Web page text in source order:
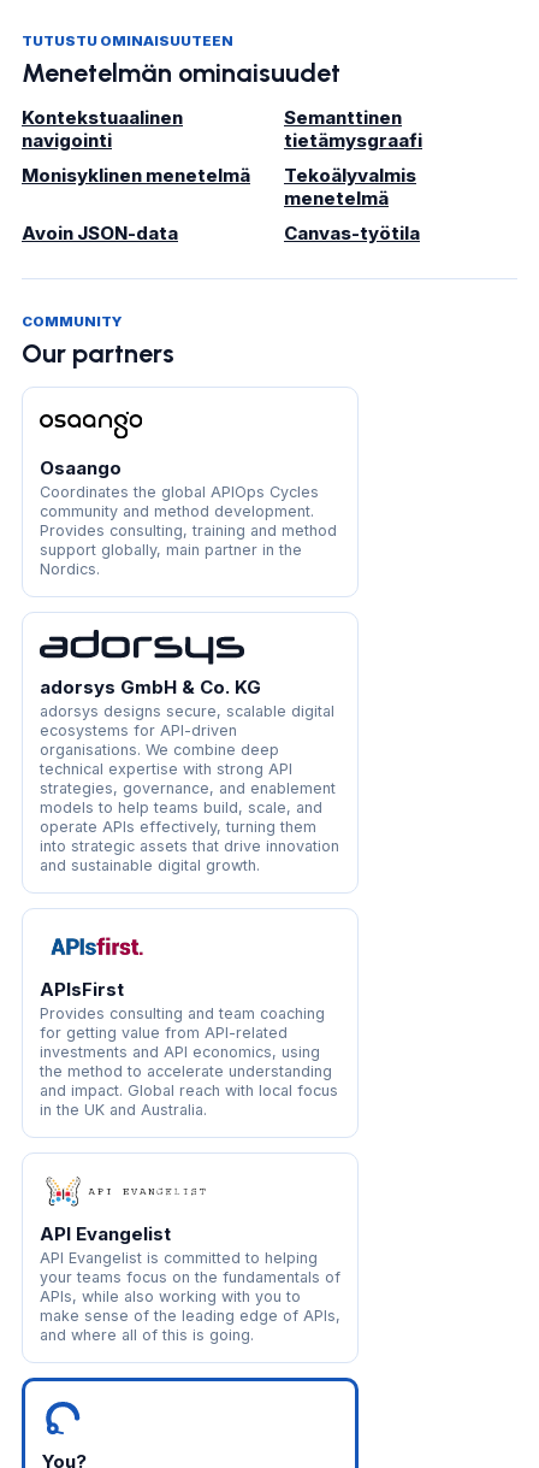
TUTUSTU OMINAISUUTEEN
Menetelmän ominaisuudet
Kontekstuaalinen
navigointi
Semanttinen
tietämysgraafi
Monisyklinen menetelmä
Tekoälyvalmis
menetelmä
Avoin JSON-data
Canvas-työtila
COMMUNITY
Our partners
Osaango
Coordinates the global APIOps Cycles
community and method development.
Provides consulting, training and method
support globally, main partner in the
Nordics.
adorsys GmbH & Co. KG
adorsys designs secure, scalable digital
ecosystems for API-driven
organisations. We combine deep
technical expertise with strong API
strategies, governance, and enablement
models to help teams build, scale, and
operate APIs effectively, turning them
into strategic assets that drive innovation
and sustainable digital growth.
APIsFirst
Provides consulting and team coaching
for getting value from API-related
investments and API economics, using
the method to accelerate understanding
and impact. Global reach with local focus
in the UK and Australia.
API Evangelist
API Evangelist is committed to helping
your teams focus on the fundamentals of
APIs, while also working with you to
make sense of the leading edge of APIs,
and where all of this is going.
You?